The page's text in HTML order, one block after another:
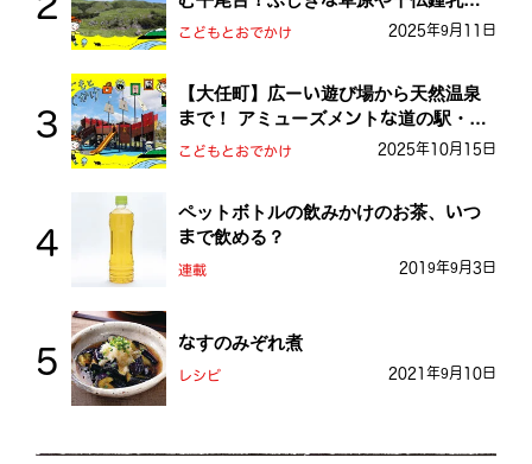
を探検しよう！
こどもとおでかけ 2025年9月11日
【大任町】広ーい遊び場から天然温泉
まで！ アミューズメントな道の駅・お
おとう桜街道
こどもとおでかけ 2025年10月15日
ペットボトルの飲みかけのお茶、いつ
まで飲める？
連載 2019年9月3日
なすのみぞれ煮
レシピ 2021年9月10日